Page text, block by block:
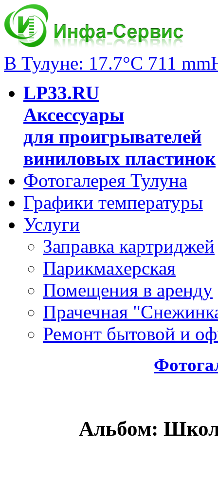
В Тулуне: 17.7°C 711
LP33.RU
Аксессуары
для проигрывателей
виниловых пластинок
Фотогалерея Тулуна
Графики температуры
Услуги
Заправка картриджей
Парикмахерская
Помещения в аренду
Прачечная
Ремонт бытовой и
Альбом: